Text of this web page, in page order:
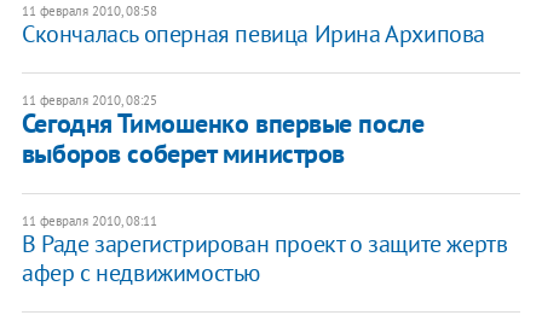
11 февраля 2010, 08:58
Скончалась оперная певица Ирина Архипова
11 февраля 2010, 08:25
Сегодня Тимошенко впервые после
выборов соберет министров
11 февраля 2010, 08:11
В Раде зарегистрирован проект о защите жертв
афер с недвижимостью